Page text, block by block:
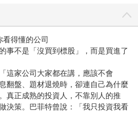
看得懂的公司
事不是「沒買到標股」，而是買進了
這家公司大家都在講，應該不會
翻盤、題材退燒時，卻連自己為什麼
真正成熟的投資人，不靠別人的推
決策。巴菲特曾說：「我只投資我看